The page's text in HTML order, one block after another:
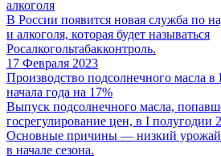
алкоголя
В России появится новая служба по
и алкоголя, которая будет называться
Росалкогольтабакконтроль.
17 Февраля 2023
Производство подсолнечного масла в
начала года на 17%
Выпуск подсолнечного масла,
госрегулирование цен, в I полугодии
Основные причины — низкий урожай
в начале сезона.